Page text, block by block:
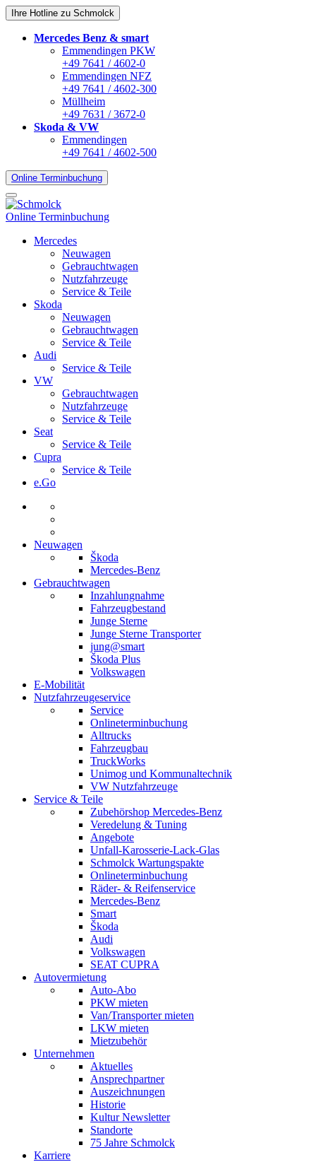
Ihre Hotline zu Schmolck
Mercedes Benz & smart
Emmendingen PKW
+49 7641 / 4602-0
Emmendingen NFZ
+49 7641 / 4602-300
Müllheim
+49 7631 / 3672-0
Skoda & VW
Emmendingen
+49 7641 / 4602-500
Online Terminbuchung
Online Terminbuchung
Mercedes
Neuwagen
Gebrauchtwagen
Nutzfahrzeuge
Service & Teile
Skoda
Neuwagen
Gebrauchtwagen
Service & Teile
Audi
Service & Teile
VW
Gebrauchtwagen
Nutzfahrzeuge
Service & Teile
Seat
Service & Teile
Cupra
Service & Teile
e.Go
Neuwagen
Škoda
Mercedes-Benz
Gebrauchtwagen
Inzahlungnahme
Fahrzeugbestand
Junge Sterne
Junge Sterne Transporter
jung@smart
Škoda Plus
Volkswagen
E-Mobilität
Nutzfahrzeugeservice
Service
Onlineterminbuchung
Alltrucks
Fahrzeugbau
TruckWorks
Unimog und Kommunaltechnik
VW Nutzfahrzeuge
Service & Teile
Zubehörshop Mercedes-Benz
Veredelung & Tuning
Angebote
Unfall-Karosserie-Lack-Glas
Schmolck Wartungspakte
Onlineterminbuchung
Räder- & Reifenservice
Mercedes-Benz
Smart
Škoda
Audi
Volkswagen
SEAT CUPRA
Autovermietung
Auto-Abo
PKW mieten
Van/Transporter mieten
LKW mieten
Mietzubehör
Unternehmen
Aktuelles
Ansprechpartner
Auszeichnungen
Historie
Kultur Newsletter
Standorte
75 Jahre Schmolck
Karriere